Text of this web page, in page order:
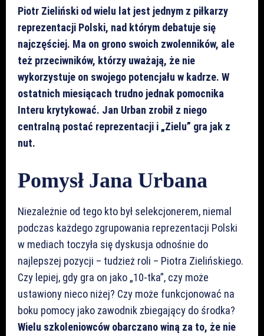
Piotr Zieliński od wielu lat jest jednym z piłkarzy
reprezentacji Polski, nad którym debatuje się
najczęściej. Ma on grono swoich zwolenników, ale
też przeciwników, którzy uważają, że nie
wykorzystuje on swojego potencjału w kadrze. W
ostatnich miesiącach trudno jednak pomocnika
Interu krytykować. Jan Urban zrobił z niego
centralną postać reprezentacji i „Zielu” gra jak z
nut.
Pomysł Jana Urbana
Niezależnie od tego kto był selekcjonerem, niemal
podczas każdego zgrupowania reprezentacji Polski
w mediach toczyła się dyskusja odnośnie do
najlepszej pozycji – tudzież roli – Piotra Zielińskiego.
Czy lepiej, gdy gra on jako „10-tka”, czy może
ustawiony nieco niżej? Czy może funkcjonować na
boku pomocy jako zawodnik zbiegający do środka?
Wielu szkoleniowców obarczano winą za to, że nie